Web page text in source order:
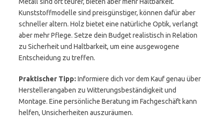
Kunststoffmodelle sind preisgünstiger, können dafür aber
schneller altern. Holz bietet eine natürliche Optik, verlangt
aber mehr Pflege. Setze dein Budget realistisch in Relation
zu Sicherheit und Haltbarkeit, um eine ausgewogene
Entscheidung zu treffen.
Praktischer Tipp: Informiere dich vor dem Kauf genau über
Herstellerangaben zu Witterungsbeständigkeit und
Montage. Eine persönliche Beratung im Fachgeschäft kann
helfen, Unsicherheiten auszuräumen.